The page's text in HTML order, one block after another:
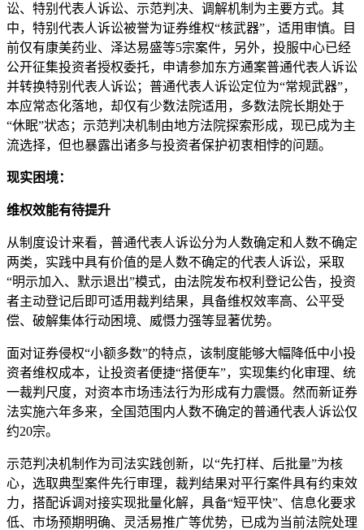
讼、特别代表人诉讼、示范判决、调解机制为主要方式。其
中，特别代表人诉讼被誉为证券维权“核武器”，适用审慎。目
前仅有康美药业、泽达易盛等5宗案件，另外，投服中心已经
公开征集投资者授权委托，申请参加东方通案普通代表人诉讼
并转换特别代表人诉讼；普通代表人诉讼定位为“常规武器”，
本应常态化落地，却仅有少数法院适用，多数法院长期处于
“休眠”状态；示范判决机制由地方法院探索形成，现已成为主
流选择，但也暴露出诸多与投资者保护初衷相悖的问题。
现实困境：
维权效能有待提升
从制度设计来看，普通代表人诉讼分为人数确定和人数不确定
两类，实践中具有价值的是人数不确定的代表人诉讼，采取
“明示加入、默示退出”模式，由法院发布权利登记公告，投资
者主动登记后即可适用裁判结果，具备维权效率高、公平受
偿、破解集体行动困境、威慑力强等显著优势。
面对证券侵权“小额多数”的特点，该制度能够大幅降低中小投
资者维权成本，让投资者便捷“搭便车”，实现集约化审理、统
一裁判尺度，对资本市场违法行为形成有力震慑。然而新证券
法实施六年多来，全国范围内人数不确定的普通代表人诉讼仅
约20宗。
示范判决机制作为司法实践创新，以“先打样、后批量”为核
心，选取典型案件先行审理，裁判结果对平行案件具有约束效
力，搭配诉调对接实现批量化解，具备“短平快”、信息化要求
低、市场预期明确、灵活易推广等优势，已成为当前法院处理